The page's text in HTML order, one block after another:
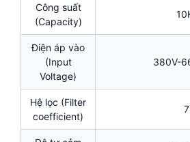
Công suất
(Capacity)
Điện áp vào
(Input
Voltage)
380V-
Hệ lọc (Filter
coefficient)